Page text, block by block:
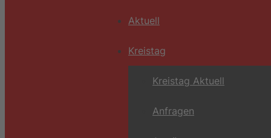
Aktuell
Kreistag
Kreistag Aktuell
Anfragen